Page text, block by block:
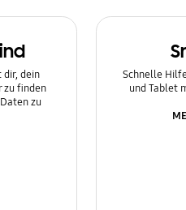
dir, dein
zu finden
zu
Schnelle
und Tablet